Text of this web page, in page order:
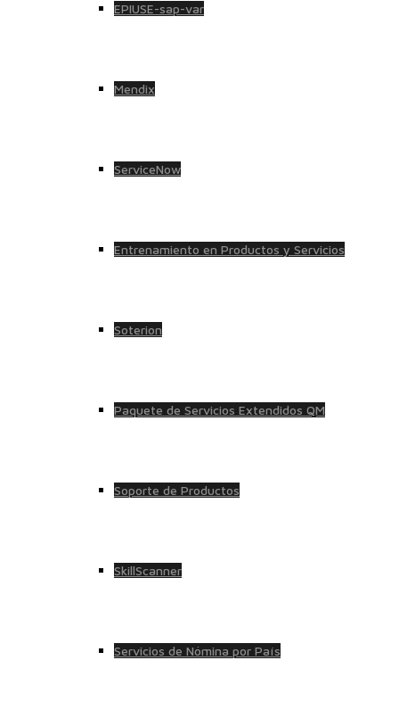
EPIUSE-sap-var
Mendix
ServiceNow
Entrenamiento en Productos y Servicios
Soterion
Paquete de Servicios Extendidos QM
Soporte de Productos
SkillScanner
Servicios de Nómina por País